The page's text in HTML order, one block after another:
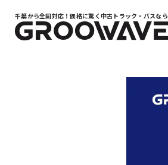
千葉から全国対応！価格に驚く中古トラック・バスなら